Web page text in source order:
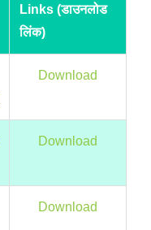
Links (डाउनलोड
लिंक)
Download
Download
Download